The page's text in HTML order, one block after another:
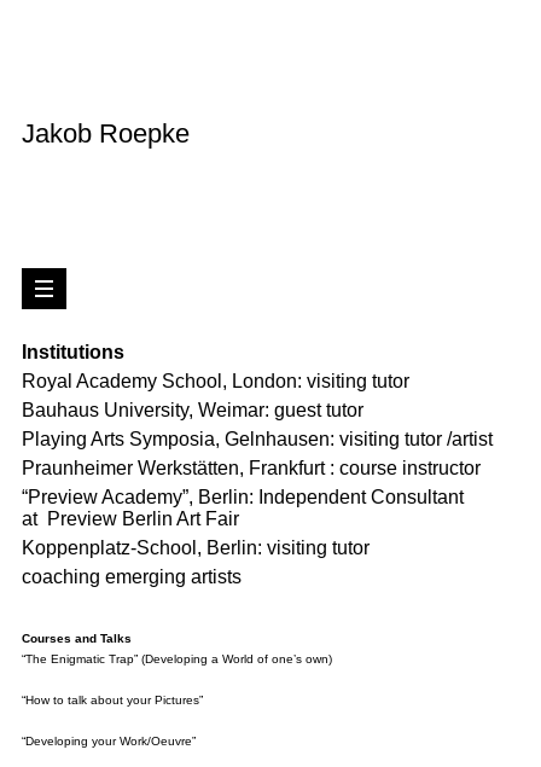
Jakob Roepke
Institutions
Royal Academy School, London: visiting tutor
Bauhaus University, Weimar: guest tutor
Playing Arts Symposia, Gelnhausen: visiting tutor /artist
Praunheimer Werkstätten, Frankfurt : course instructor
“Preview Academy”, Berlin: Independent Consultant
at Preview Berlin Art Fair
Koppenplatz-School, Berlin: visiting tutor
coaching emerging artists
Courses and Talks
“The Enigmatic Trap” (Developing a World of one’s own)
“How to talk about your Pictures”
“Developing your Work/Oeuvre”